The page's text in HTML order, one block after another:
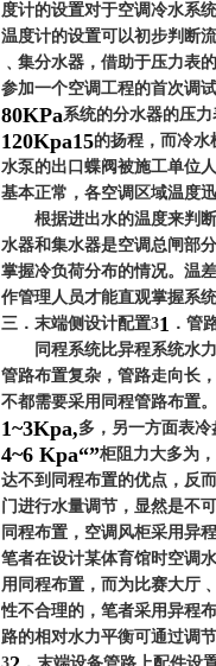
度计的设置对于空调冷水系
温度计的设置可以初步判断
﹑集分水器，借助于压力表
参加一个空调工程的首次调
系统的分水器的压
80KPa
的扬程，而冷
120Kpa15
水泵的出口蝶阀被施工单位
基本正常，各空调区域温度
根据进出水的温度来判断
水器和集水器是空调总闸部
掌握冷负荷分布的情况。温
作管理人员才能直观掌握系
三．末端侧设计配置3 ．
1
管
同程系统比异程系统水力
管路布置复杂，管路走向长
不都需要采用同程管路布置
多，另一方面表
1~3Kpa,
柜阻力大多为
4~6 Kpa“”
达不到同程布置的优点，反
门进行水量调节，显然是不
同程布置，空调风柜采用异
笔者在设计某体育馆时空调
用同程布置，而为比赛大厅
性不合理的，笔者采用异程
路的相对水力平衡可通过调